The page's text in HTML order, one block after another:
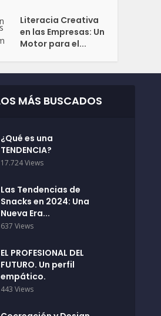
Literacia Creativa
en las Empresas: Un
Motor para el...
MÁS BUSCADOS
¿Qué es una
TENDENCIA?
17.724 Views
Las Tendencias de
Snacks en 2024: Una
Nueva Era...
637 Views
EL PROFESIONAL DEL
FUTURO. Un perfil
empático.
443 Views